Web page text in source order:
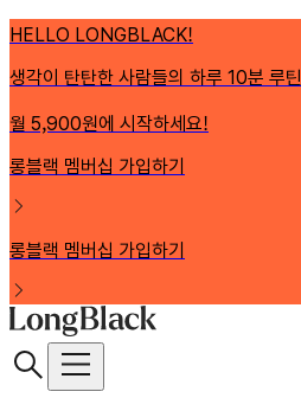
HELLO LONGBLACK!
생각이 탄탄한 사람들의 하루 10분 루틴
월 5,900원에 시작하세요!
롱블랙 멤버십 가입하기
롱블랙 멤버십 가입하기